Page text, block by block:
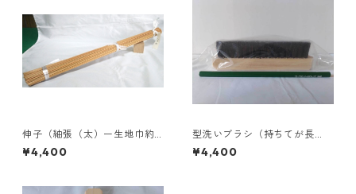
伸子（紬張（太）ー生地巾約3
6〜37cm）40cm×3.3mm
¥4,400
型洗いブラシ（持ちてが長
さ：17cm、巾：5.5cm）
¥4,400